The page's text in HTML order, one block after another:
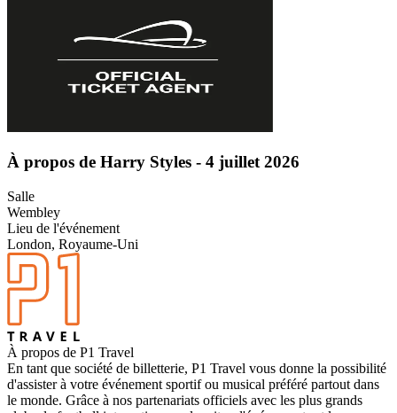
À propos de Harry Styles - 4 juillet 2026
Salle
Wembley
Lieu de l'événement
London, Royaume-Uni
À propos de P1 Travel
En tant que société de billetterie, P1 Travel vous donne la possibilité
d'assister à votre événement sportif ou musical préféré partout dans
le monde. Grâce à nos partenariats officiels avec les plus grands